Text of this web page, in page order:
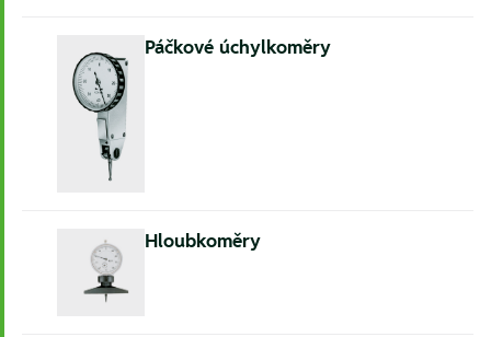
Páčkové úchylkoměry
Hloubkoměry